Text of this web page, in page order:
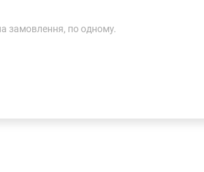
замовлення, по одному.